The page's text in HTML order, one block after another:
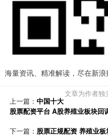
海量资讯、精准解读，尽在新
文章为作者独
上一篇： 中国十大
股票配资平台 A股养殖业板块回
下一篇： 股票正规配资 养殖业